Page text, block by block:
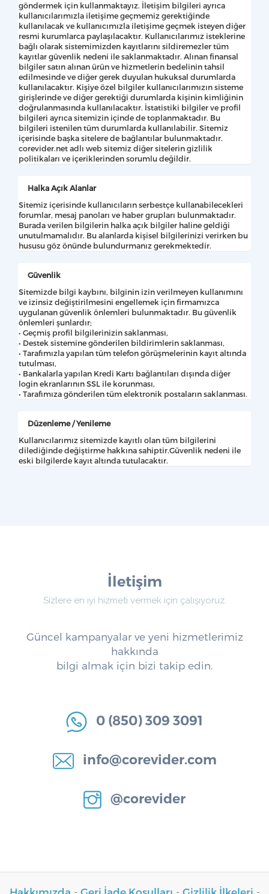
göndermek için kullanmaktayız. İletişim bilgileri ayrıca
kullanıcılarımızla iletişime geçmemiz gerektiğinde
kullanılacak ve kullanıcımızla iletişime geçmek isteyen diğer
resmi kurumlarca paylaşılacaktır. Kullanıcılarımız isteklerine
bağlı olarak sistemimizden kayıtlarını sildiremezler tüm
kayıtlar güvenlik nedeni ile saklanmaktadır. Alınan finansal
bilgiler satın alınan ürün ve hizmetlerin bedelinin tahsil
edilmesinde ve diğer gerek duyulan hukuksal durumlarda
kullanılacaktır. Kişiye özel bilgiler kullanıcılarımızın sisteme
girişlerinde ve diğer gerektiği durumlarda kişinin kimliğinin
doğrulanmasında kullanılacaktır. İstatistiki bilgiler ve profil
bilgileri ayrıca sitemizin içinde de toplanmaktadır. Bu
bilgileri istenilen tüm durumlarda kullanılabilir. Sitemiz
içerisinde başka sitelere de bağlantılar bulunmaktadır.
corevider.net adlı web sitemiz diğer sitelerin gizlilik
politikaları ve içeriklerinden sorumlu değildir.
Halka Açık Alanlar
Sitemiz içerisinde kullanıcıların serbestçe kullanabilecekleri
forumlar, mesaj panoları ve haber grupları bulunmaktadır.
Burada verilen bilgilerin halka açık bilgiler haline geldiği
unutulmamalıdır. Bu alanlarda kişisel bilgilerinizi verirken bu
hususu göz önünde bulundurmanız gerekmektedir.
Güvenlik
Sitemizde bilgi kaybını, bilginin izin verilmeyen kullanımını
ve izinsiz değiştirilmesini engellemek için firmamızca
uygulanan güvenlik önlemleri bulunmaktadır. Bu güvenlik
önlemleri şunlardır;
• Geçmiş profil bilgilerinizin saklanması,
• Destek sistemine gönderilen bildirimlerin saklanması,
• Tarafımızla yapılan tüm telefon görüşmelerinin kayıt altında
tutulması,
• Bankalarla yapılan Kredi Kartı bağlantıları dışında diğer
login ekranlarının SSL ile korunması,
• Tarafımıza gönderilen tüm elektronik postaların saklanması.
Düzenleme / Yenileme
Kullanıcılarımız sitemizde kayıtlı olan tüm bilgilerini
dilediğinde değiştirme hakkına sahiptir.Güvenlik nedeni ile
eski bilgilerde kayıt altında tutulacaktır.
İletişim
Sizlere en iyi hizmeti vermek için çalışıyoruz.
Güncel kampanyalar ve yeni hizmetlerimiz
hakkında
bilgi almak için bizi takip edin.
0 (850) 309 3091
info@corevider.com
@corevider